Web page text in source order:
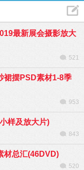
最新展会摄影放大
521
裙摆PSD素材1-8季
953
样及放大片)
843
材总汇(46DVD)
520